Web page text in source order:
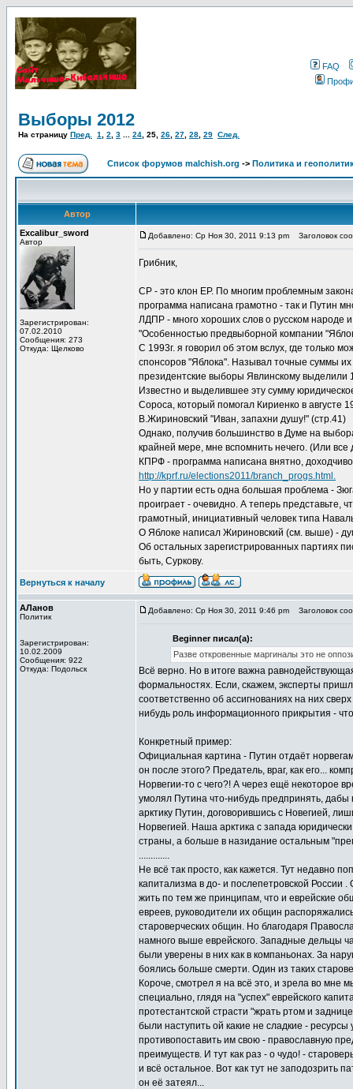
FAQ
Выборы 2012
На страницу Пред. 1 2 3 24 25 26 27 28 29 След.
Список форумов malchish.org -> Политика и
Автор
Excalibur_sword
Автор
Зарегистрирован:
07.02.2010
Сообщения: 273
Откуда: Щелково
Добавлено: Ср Ноя 30, 2011 9:13 pm Заголовок
Грибник,
СР - это клон ЕР. По многим проблемным
программа написана грамотно - так и Путин
ЛДПР - много хороших слов о русском народе
"Особенностью предвыборной компании
С 1993г. я говорил об этом вслух, где только
спонсоров "Яблока". Называл точные суммы их
президентские выборы Явлинскому выделили
Известно и выделившее эту сумму
Сороса, который помогал Кириенко в августе
В.Жириновский "Иван, запахни душу!" (стр.41)
Однако, получив большинство в Думе на
крайней мере, мне вспомнить нечего. (Или
КПРФ - программа написана внятно,
http://kprf.ru/elections2011/branch_progs.html.
Но у партии есть одна большая проблема -
проиграет - очевидно. А теперь представьте,
грамотный, инициативный человек типа
О Яблоке написал Жириновский (см. выше) -
Об остальных зарегистрированных партиях
быть, Суркову.
Вернуться к началу
АЛанов
Политик
Зарегистрирован:
10.02.2009
Сообщения: 922
Откуда: Подольск
Добавлено: Ср Ноя 30, 2011 9:46 pm Заголовок
Beginner писал(а):
Разве откровенные маргиналы это не
Всё верно. Но в итоге важна
формальностях. Если, скажем, эксперты
соответственно об ассигнованиях на них
нибудь роль информационного прикрытия -
Конкретный пример:
Официальная картина - Путин отдаёт
он после этого? Предатель, враг, как его...
Норвегии-то с чего?! А через ещё некоторое
умолял Путина что-нибудь предпринять, дабы
арктику Путин, договорившись с Новегией,
Норвегией. Наша арктика с запада
страны, а больше в назидание остальным
.............
Не всё так просто, как кажется. Тут недавно
капитализма в до- и послепетровской России
жить по тем же принципам, что и еврейские
евреев, руководители их общин
староверческих общин. Но благодаря
намного выше еврейского. Западные дельцы
были уверены в них как в компаньонах. За
боялись больше смерти. Один из таких
Короче, смотрел я на всё это, и зрела во мне
специально, глядя на "успех" еврейского
протестантской страсти "жрать ртом и
были наступить ой какие не сладкие -
противопоставить им свою - православную
преимуществ. И тут как раз - о чудо! -
и всё остальное. Вот как тут не заподозрить
он её затеял...